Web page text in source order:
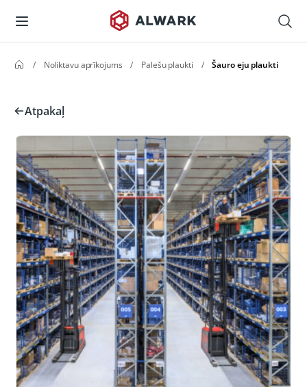
/ Noliktavu aprīkojums / Palešu plaukti / Šauro eju plaukti
Atpakaļ